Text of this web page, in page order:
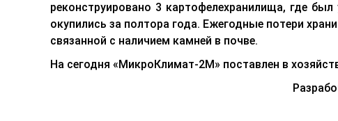
реконструировано 3 картофелехранилища, где
окупились за полтора года. Ежегодные потери
связанной с наличием камней в почве.
На сегодня «МикроКлимат-2М» поставлен в